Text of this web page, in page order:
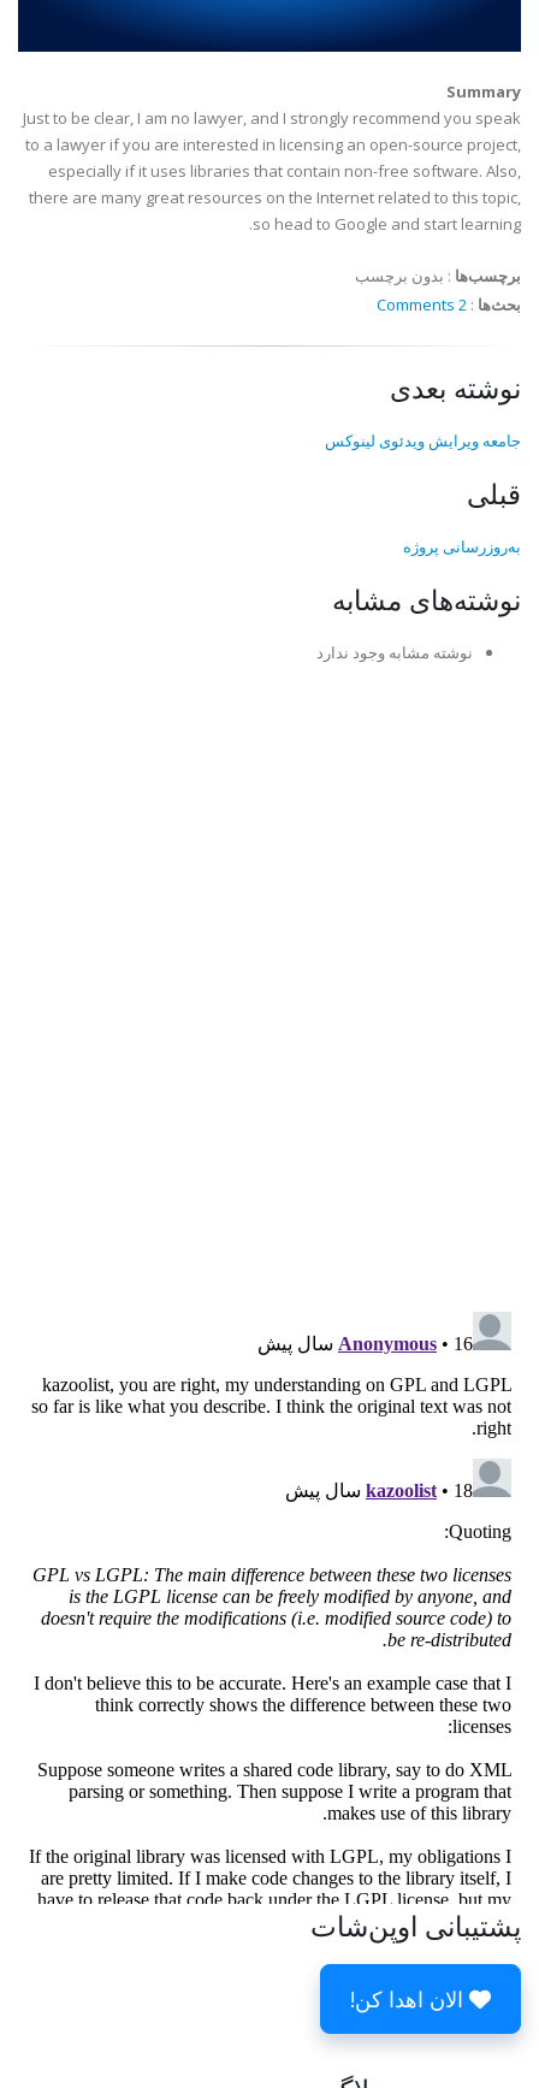
Summary
Just to be clear, I am no lawyer, and I strongly recommend you speak
to a lawyer if you are interested in licensing an open-source project,
especially if it uses libraries that contain non-free software. Also,
there are many great resources on the Internet related to this topic,
so head to Google and start learning.
برچسب‌ها : بدون برچسب
بحث‌ها :
2 Comments
نوشته بعدی
جامعه ویرایش ویدئوی لینوکس
قبلی
به‌روزرسانی پروژه
نوشته‌های مشابه
نوشته مشابه وجود ندارد
پشتیبانی اوپن‌شات
الان اهدا کن!